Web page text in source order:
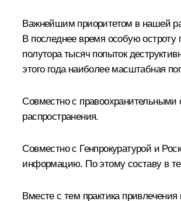
Важнейшим приоритетом в нашей
В последнее время особую
полутора тысяч попыток
этого года наиболее масштабная
Совместно с
распространения.
Совместно с Генпрокуратурой и
информацию. По этому составу в
Вместе с тем практика